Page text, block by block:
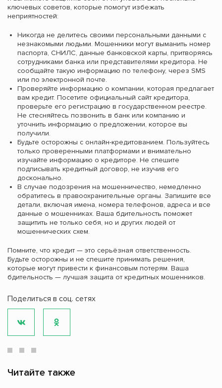
ключевых советов, которые помогут избежать
неприятностей:
Никогда не делитесь своими персональными данными с
незнакомыми людьми. Мошенники могут выманить номер
паспорта, СНИЛС, данные банковской карты, притворяясь
сотрудниками банка или представителями кредитора. Не
сообщайте такую информацию по телефону, через SMS
или по электронной почте.
Проверяйте информацию о компании, которая предлагает
вам кредит. Посетите официальный сайт кредитора,
проверьте его регистрацию в государственном реестре.
Не стесняйтесь позвонить в банк или компанию и
уточнить информацию о предложении, которое вы
получили.
Будьте осторожны с онлайн-кредитованием. Пользуйтесь
только проверенными платформами и внимательно
изучайте информацию о кредиторе. Не спешите
подписывать кредитный договор, не изучив его
досконально.
В случае подозрения на мошенничество, немедленно
обратитесь в правоохранительные органы. Запишите все
детали, включая имена, номера телефонов, адреса и все
данные о мошенниках. Ваша бдительность поможет
защитить не только себя, но и других людей от
мошеннических схем.
Помните, что кредит — это серьёзная ответственность.
Будьте осторожны и не спешите принимать решения,
которые могут привести к финансовым потерям. Ваша
бдительность — лучшая защита от кредитных мошенников.
Поделиться в соц. сетях
Читайте также